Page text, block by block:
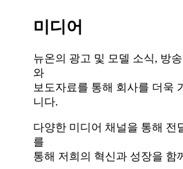
미디어
뉴온의 광고 및 모델 소식, 방
와
보도자료를 통해 회사를 더욱
니다.
다양한 미디어 채널을 통해 전
를
통해 저희의 혁신과 성장을 함